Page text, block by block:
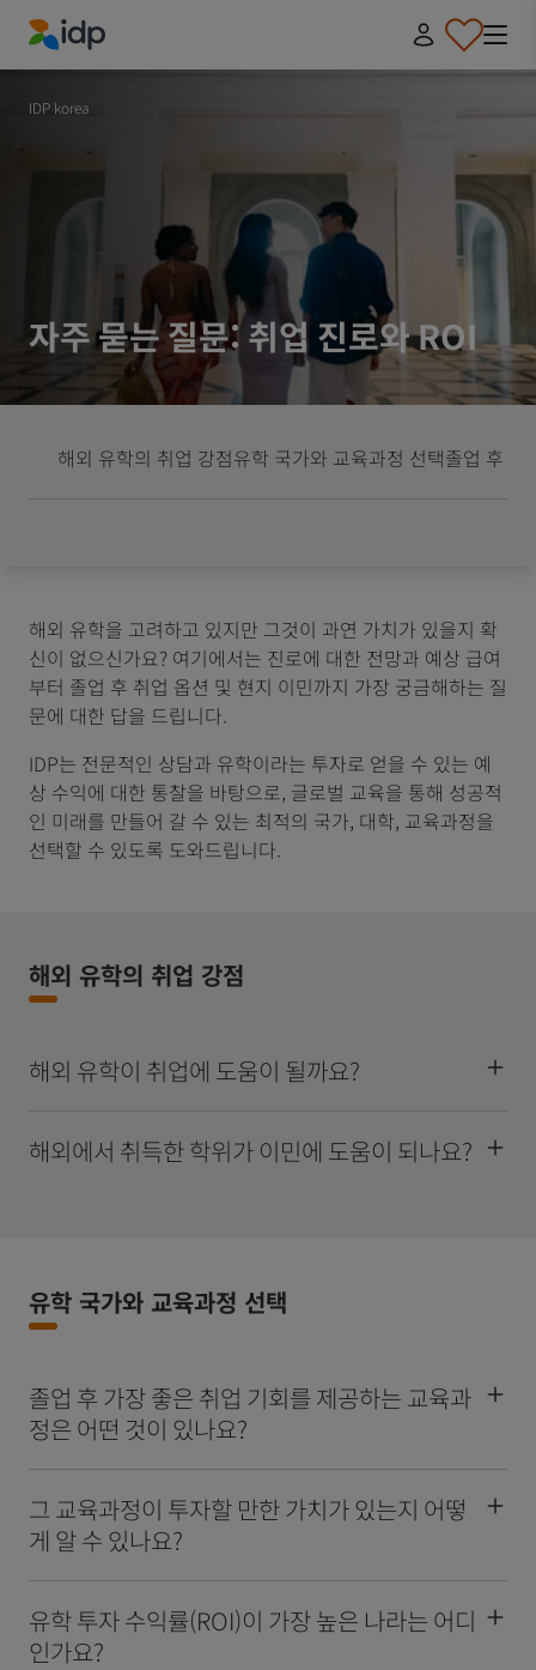
IDP Education
IDP korea
자주 묻는 질문: 취업 진로와 ROI
해외 유학의 취업 강점유학 국가와 교육과정 선택졸업 후 취
해외 유학을 고려하고 있지만 그것이 과연 가치가 있을지 확
신이 없으신가요? 여기에서는 진로에 대한 전망과 예상 급여
부터 졸업 후 취업 옵션 및 현지 이민까지 가장 궁금해하는 질
문에 대한 답을 드립니다.
IDP는 전문적인 상담과 유학이라는 투자로 얻을 수 있는 예
상 수익에 대한 통찰을 바탕으로, 글로벌 교육을 통해 성공적
인 미래를 만들어 갈 수 있는 최적의 국가, 대학, 교육과정을
선택할 수 있도록 도와드립니다.
해외 유학의 취업 강점
해외 유학이 취업에 도움이 될까요?
해외에서 취득한 학위가 이민에 도움이 되나요?
유학 국가와 교육과정 선택
졸업 후 가장 좋은 취업 기회를 제공하는 교육과
정은 어떤 것이 있나요?
그 교육과정이 투자할 만한 가치가 있는지 어떻
게 알 수 있나요?
유학 투자 수익률(ROI)이 가장 높은 나라는 어디
인가요?